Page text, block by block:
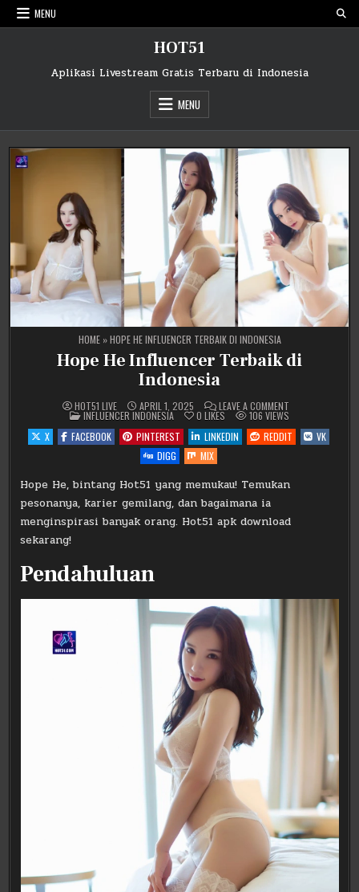
Skip
to
MENU
HOT51
Aplikasi Livestream Gratis Terbaru di Indonesia
MENU
HOME»HOPE HE INFLUENCER TERBAIK DI INDONESIA
Hope He Influencer Terbaik di
Indonesia
HOT51 LIVE APRIL 1, 2025 LEAVE A COMMENTON
HOPE
INFLUENCER
TERBAIK
POSTED
IN
INFLUENCER INDONESIA 0 LIKES 106VIEWS
X
FACEBOOK PINTEREST LINKEDIN REDDIT
VK
DIGG
MIX
Hope He, bintang Hot51 yang memukau! Temukan
pesonanya, karier gemilang, dan bagaimana ia
menginspirasi banyak orang. Hot51 apk download
sekarang!
Pendahuluan